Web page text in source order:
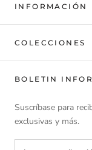
INFORMACIÓN
COLECCIONES
BOLETIN
Suscríbase para
exclusivas y más.